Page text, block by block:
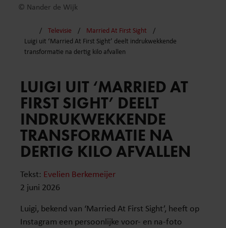
© Nander de Wijk
Televisie
Married At First Sight
Luigi uit ‘Married At First Sight’ deelt indrukwekkende
transformatie na dertig kilo afvallen
LUIGI UIT ‘MARRIED AT
FIRST SIGHT’ DEELT
INDRUKWEKKENDE
TRANSFORMATIE NA
DERTIG KILO AFVALLEN
Tekst: Evelien Berkemeijer
2 juni 2026
Luigi, bekend van ‘Married At First Sight’, heeft op
Instagram een persoonlijke voor- en na-foto